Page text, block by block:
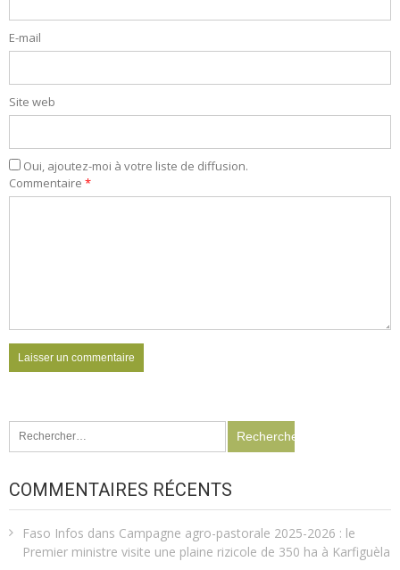
E-mail
Site web
Oui, ajoutez-moi à votre liste de diffusion.
Commentaire *
Rechercher :
COMMENTAIRES RÉCENTS
Faso Infos dans Campagne agro-pastorale 2025-2026 : le
Premier ministre visite une plaine rizicole de 350 ha à Karfiguèla